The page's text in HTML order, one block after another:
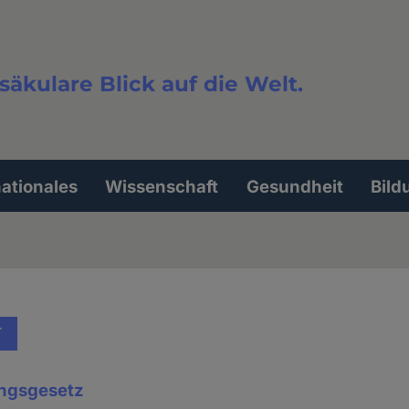
Blick auf die Welt.
Wissenschaft Gesundheit